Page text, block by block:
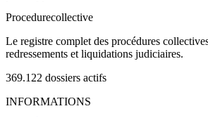
Procedurecollective
Le registre complet des procédures
redressements et liquidations judiciaires.
369.122 dossiers actifs
INFORMATIONS